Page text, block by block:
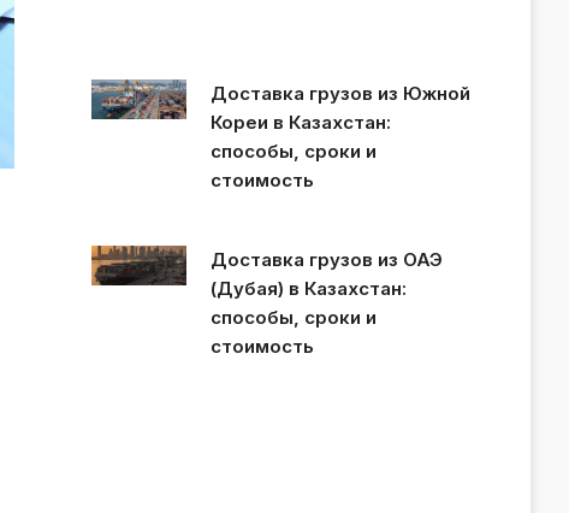
Доставка грузов из Южной
Кореи в Казахстан:
способы, сроки и
стоимость
Доставка грузов из ОАЭ
(Дубая) в Казахстан:
способы, сроки и
стоимость